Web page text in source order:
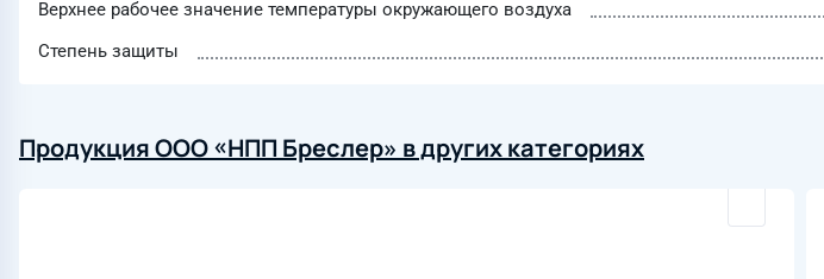
Верхнее рабочее значение температуры окружающего воздуха
Степень защиты
Продукция ООО «НПП Бреслер» в других категориях